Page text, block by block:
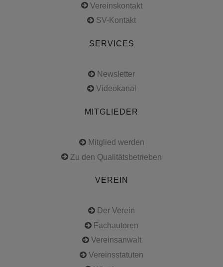
Vereinskontakt
SV-Kontakt
SERVICES
Newsletter
Videokanal
MITGLIEDER
Mitglied werden
Zu den Qualitätsbetrieben
VEREIN
Der Verein
Fachautoren
Vereinsanwalt
Vereinsstatuten